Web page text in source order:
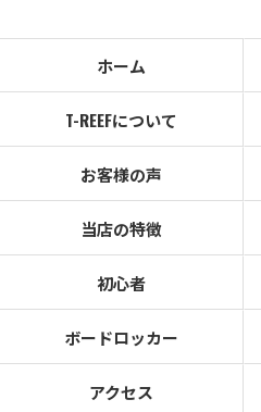
ホーム
T-REEFについて
お客様の声
当店の特徴
初心者
ボードロッカー
アクセス